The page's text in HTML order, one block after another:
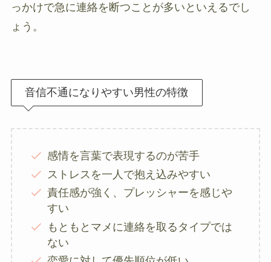
っかけで急に連絡を断つことが多いといえるでし
ょう。
音信不通になりやすい男性の特徴
感情を言葉で表現するのが苦手
ストレスを一人で抱え込みやすい
責任感が強く、プレッシャーを感じや
すい
もともとマメに連絡を取るタイプでは
ない